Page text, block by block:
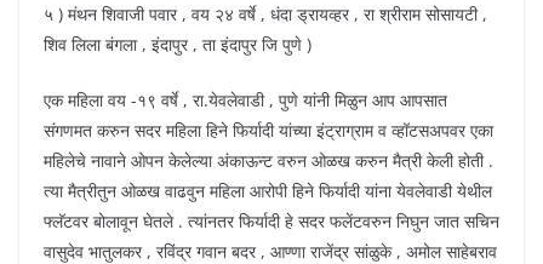
५ ) मंथन शिवाजी पवार , वय २४ वर्षे , धंदा ड्रायव्हर , रा श्रीराम सोसायटी ,
शिव लिला बंगला , इंदापुर , ता इंदापुर जि पुणे )
एक महिला वय -१९ वर्षे , रा.येवलेवाडी , पुणे यांनी मिळुन आप आपसात
संगणमत करुन सदर महिला हिने फिर्यादी यांच्या इंट्राग्राम व व्हॉटसअपवर एका
महिलेचे नावाने ओपन केलेल्या अंकाऊन्ट वरुन ओळख करुन मैत्री केली होती .
त्या मैत्रीतुन ओळख वाढवुन महिला आरोपी हिने फिर्यादी यांना येवलेवाडी येथील
फ्लॅटवर बोलावून घेतले . त्यांनतर फिर्यादी हे सदर फलेंटवरुन निघुन जात सचिन
वासुदेव भातुलकर , रविंद्र गवान बदर , आण्णा राजेंद्र सांळुके , अमोल साहेबराव